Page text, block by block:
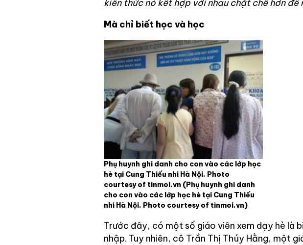
kiến thức nó kết hợp với nhau chặt chẽ hơn để
Mà chỉ biết học và học
Phụ huynh ghi danh cho con vào các lớp học
hè tại Cung Thiếu nhi Hà Nội. Photo
courtesy of tinmoi.vn (Phụ huynh ghi danh
cho con vào các lớp học hè tại Cung Thiếu
nhi Hà Nội. Photo courtesy of tinmoi.vn)
Trước đây, có một số giáo viên xem dạy hè là
nhập. Tuy nhiên, cô Trần Thị Thúy Hằng, một